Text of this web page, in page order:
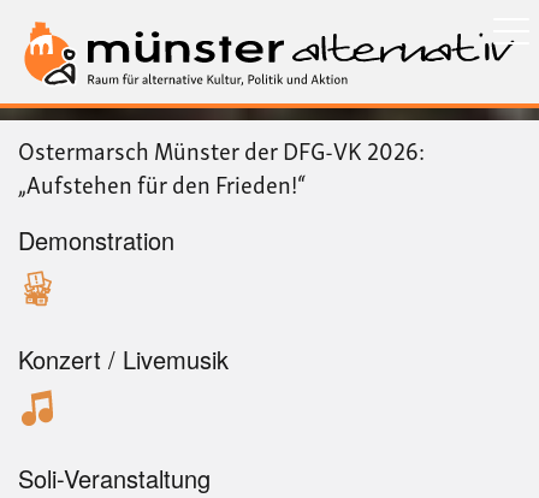
zum
Inhalt
Ostermarsch Münster der DFG-VK 2026:
„Aufstehen für den Frieden!“
Demonstration
Konzert / Livemusik
Soli-Veranstaltung